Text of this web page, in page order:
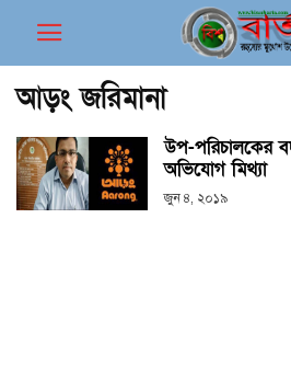
আড়ং জরিমানা
উপ-পরিচালকের
অভিযোগ মিথ্যা
জুন ৪, ২০১৯